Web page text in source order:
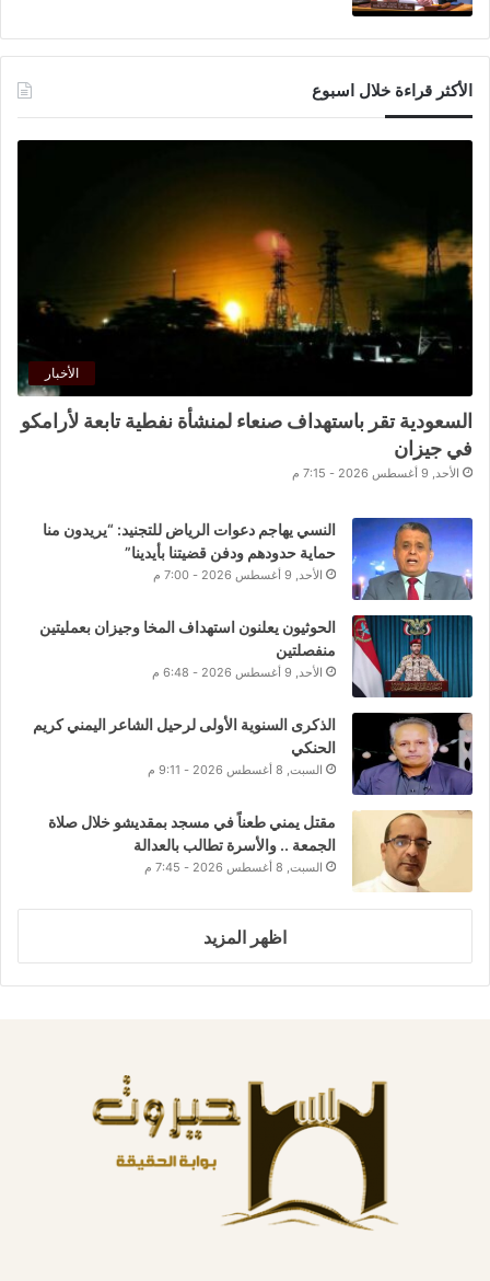
الأكثر قراءة خلال اسبوع
الأخبار
السعودية تقر باستهداف صنعاء لمنشأة نفطية تابعة لأرامكو
في جيزان
الأحد, 9 أغسطس 2026 - 7:15 م
النسي يهاجم دعوات الرياض للتجنيد: “يريدون منا
حماية حدودهم ودفن قضيتنا بأيدينا”
الأحد, 9 أغسطس 2026 - 7:00 م
الحوثيون يعلنون استهداف المخا وجيزان بعمليتين
منفصلتين
الأحد, 9 أغسطس 2026 - 6:48 م
الذكرى السنوية الأولى لرحيل الشاعر اليمني كريم
الحنكي
السبت, 8 أغسطس 2026 - 9:11 م
مقتل يمني طعناً في مسجد بمقديشو خلال صلاة
الجمعة .. والأسرة تطالب بالعدالة
السبت, 8 أغسطس 2026 - 7:45 م
اظهر المزيد